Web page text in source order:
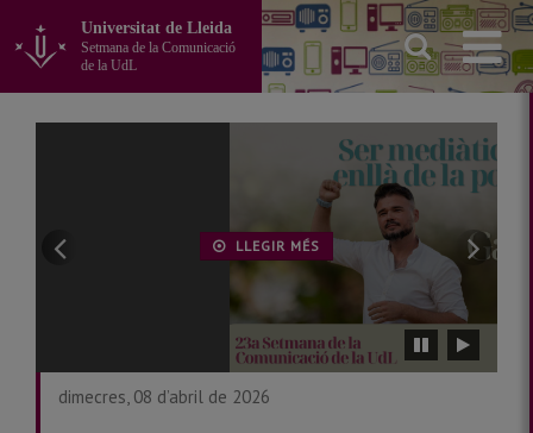
contingut
Universitat de Lleida
Setmana de la Comunicació
de la UdL
Detener
carrusel
Reiniciar
carrusel
LLEGIR MÉS
Ir Ir
dimecres, 08 d’abril de 2026